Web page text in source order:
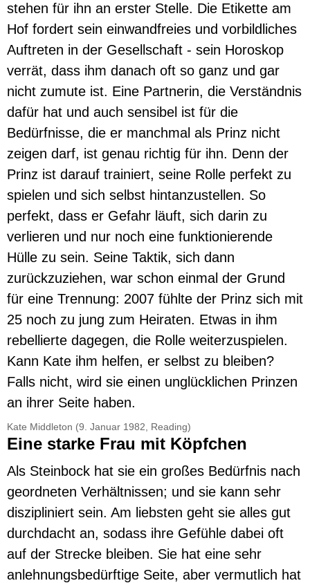
stehen für ihn an erster Stelle. Die Etikette am
Hof fordert sein einwandfreies und vorbildliches
Auftreten in der Gesellschaft - sein Horoskop
verrät, dass ihm danach oft so ganz und gar
nicht zumute ist. Eine Partnerin, die Verständnis
dafür hat und auch sensibel ist für die
Bedürfnisse, die er manchmal als Prinz nicht
zeigen darf, ist genau richtig für ihn. Denn der
Prinz ist darauf trainiert, seine Rolle perfekt zu
spielen und sich selbst hintanzustellen. So
perfekt, dass er Gefahr läuft, sich darin zu
verlieren und nur noch eine funktionierende
Hülle zu sein. Seine Taktik, sich dann
zurückzuziehen, war schon einmal der Grund
für eine Trennung: 2007 fühlte der Prinz sich mit
25 noch zu jung zum Heiraten. Etwas in ihm
rebellierte dagegen, die Rolle weiterzuspielen.
Kann Kate ihm helfen, er selbst zu bleiben?
Falls nicht, wird sie einen unglücklichen Prinzen
an ihrer Seite haben.
Kate Middleton (9. Januar 1982, Reading)
Eine starke Frau mit Köpfchen
Als Steinbock hat sie ein großes Bedürfnis nach
geordneten Verhältnissen; und sie kann sehr
diszipliniert sein. Am liebsten geht sie alles gut
durchdacht an, sodass ihre Gefühle dabei oft
auf der Strecke bleiben. Sie hat eine sehr
anlehnungsbedürftige Seite, aber vermutlich hat